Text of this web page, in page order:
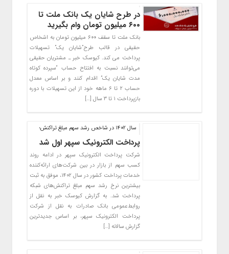
در طرح شایان یک بانک ملت تا
۶۰۰ میلیون تومان وام بگیرید
بانک ملت تا سقف ۶۰۰ میلیون تومان به اشخاص
حقیقی در قالب طرح”شایان یک” تسهیلات
پرداخت می کند. کیوسک خبر ـ مشتریان حقیقی
می‌توانند نسبت به افتتاح حساب “سپرده کوتاه
مدت شایان یک” اقدام کنند و بر اساس معدل
حساب ۲ تا ۶ ماهه خود از این تسهیلات با دوره
بازپرداخت ۱ تا ۳ سال […]
سال ۱۴۰۲ در شاخص رشد سهم مبلغ تراکنش؛
پرداخت الکترونیک سپهر اول شد
شرکت پرداخت الکترونیک سپهر در ادامه روند
کسب سهم از بازار در بین شرکت‌های ارائه‌کننده
خدمات پرداخت کشور در سال ۱۴۰۲، موفق به ثبت
بیشترین نرخ رشد سهم مبلغ تراکنش‌های شبکه
پرداخت شد. به گزارش کیوسک خبر به نقل از
روابط‌عمومی بانک صادرات به نقل از شرکت
پرداخت الکترونیک سپهر، بر اساس جدیدترین
گزارش سالانه […]